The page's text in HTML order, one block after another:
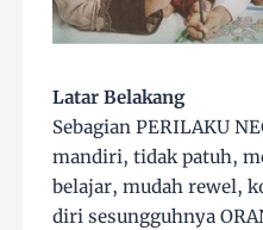
Latar Belakang
Sebagian PERILAKU
mandiri, tidak patuh,
belajar, mudah rewel,
diri sesungguhnya